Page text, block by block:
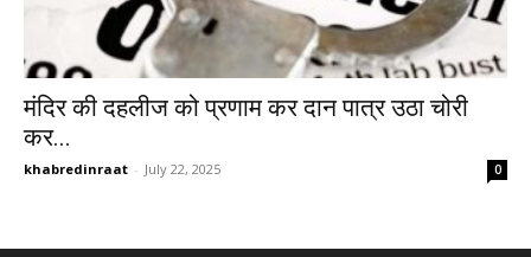
मंदिर की दहलीज को प्रणाम कर दान पात्र उठा चोरी
कर...
khabredinraat - July 22, 2025 0